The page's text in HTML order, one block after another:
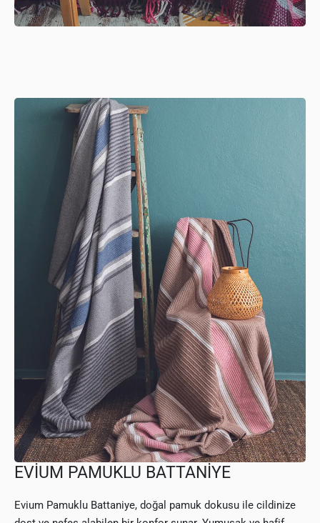
EVİUM PAMUKLU BATTANİYE
Evium Pamuklu Battaniye, doğal pamuk dokusu ile cildinize